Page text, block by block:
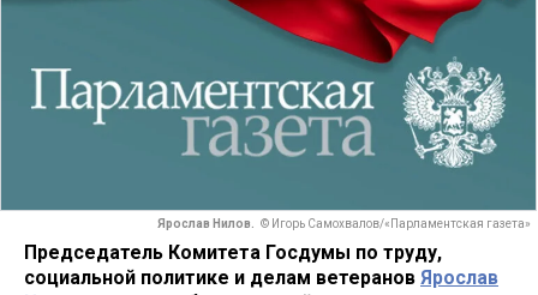
Ярослав Нилов. © Игорь Самохвалов/«Парламентская газета»
Председатель Комитета Госдумы по труду,
социальной политике и делам ветеранов Ярослав